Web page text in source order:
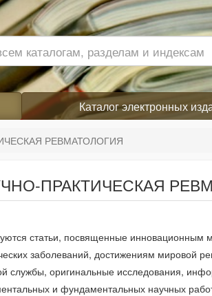
Каталог электронных
РЕВМАТОЛОГИЯ
ПРАКТИЧЕСКАЯ
статьи, посвященные инновационным
заболеваний, достижениям мировой
службы, оригинальные исследования,
и фундаментальных научных